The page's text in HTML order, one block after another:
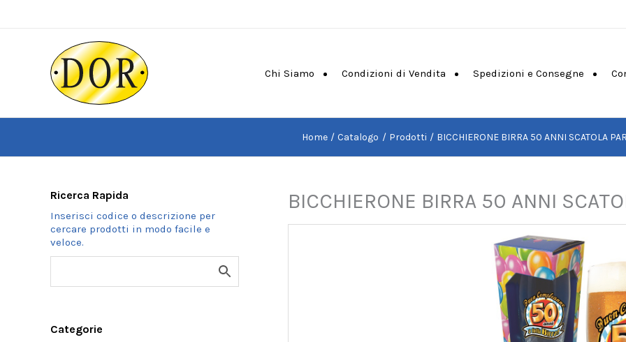
contenuto
Chi Siamo Condizioni di Vendita Spedizioni e Consegne
Home Catalogo Prodotti BICCHIERONE BIRRA 50 ANNI SCATOLA
Ricerca Rapida
Categorie
BICCHIERONE BIRRA 50 ANNI